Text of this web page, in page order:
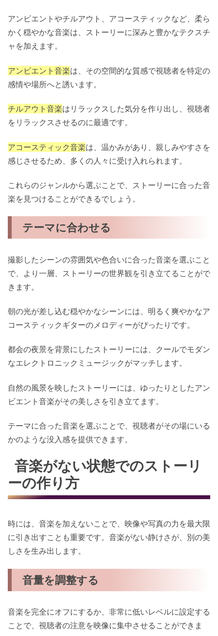
アンビエントやチルアウト、アコースティックなど、柔ら
かく穏やかな音楽は、ストーリーに深みと豊かなテクスチ
ャを加えます。
アンビエント音楽は、その空間的な質感で視聴者を特定の
感情や場所へと誘います。
チルアウト音楽はリラックスした気分を作り出し、視聴者
をリラックスさせるのに最適です。
アコースティック音楽は、温かみがあり、親しみやすさを
感じさせるため、多くの人々に受け入れられます。
これらのジャンルから選ぶことで、ストーリーに合った音
楽を見つけることができるでしょう。
テーマに合わせる
撮影したシーンの雰囲気や色合いに合った音楽を選ぶこと
で、より一層、ストーリーの世界観を引き立てることがで
きます。
朝の光が差し込む穏やかなシーンには、明るく爽やかなア
コースティックギターのメロディーがぴったりです。
都会の夜景を背景にしたストーリーには、クールでモダン
なエレクトロニックミュージックがマッチします。
自然の風景を映したストーリーには、ゆったりとしたアン
ビエント音楽がその美しさを引き立てます。
テーマに合った音楽を選ぶことで、視聴者がその場にいる
かのような没入感を提供できます。
音楽がない状態でのストーリ
ーの作り方
時には、音楽を加えないことで、映像や写真の力を最大限
に引き出すことも重要です。音楽がない静けさが、別の美
しさを生み出します。
音量を調整する
音楽を完全にオフにするか、非常に低いレベルに設定する
ことで、視聴者の注意を映像に集中させることができま